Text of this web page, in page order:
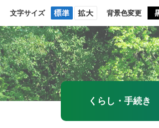
文字サイズ 背景色変更
くらし・手続き